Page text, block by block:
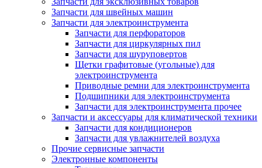
Запчасти для швейных машин
Запчасти для электроинструмента
Запчасти для перфораторов
Запчасти для циркулярных пил
Запчасти для шуруповертов
Щетки графитовые (угольные) для
электроинструмента
Приводные ремни для электроинструмента
Подшипники для электроинструмента
Запчасти для электроинструмента прочее
Запчасти и аксессуары для климатической техники
Запчасти для кондиционеров
Запчасти для увлажнителей воздуха
Прочие сервисные запчасти
Электронные компоненты